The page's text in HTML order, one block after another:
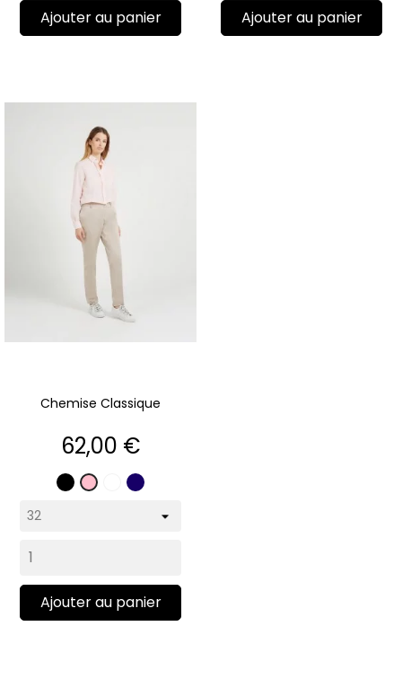
Ajouter au panier Ajouter au panier
Chemise Classique
Prix
62,00 €
NoirRose BlancMarine
Ajouter au panier